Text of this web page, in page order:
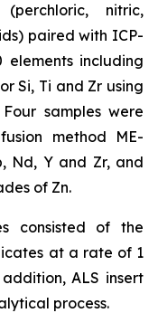
nitric,
paired with ICP-
elements including
Si, Ti and Zr using
samples were
method ME-
Nd, Y and Zr, and
of Zn.
consisted of the
at a rate of 1
ALS insert
process.